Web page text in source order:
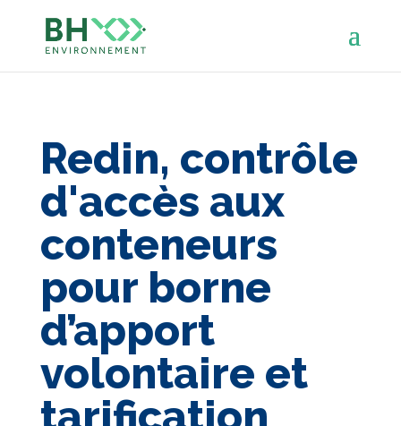
Redin, contrôle
d'accès aux
conteneurs
pour borne
d’apport
volontaire et